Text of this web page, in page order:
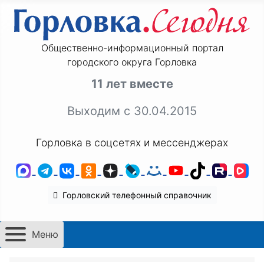
Общественно-информационный портал
городского округа Горловка
11 лет вместе
Выходим с 30.04.2015
Горловка в соцсетях и мессенджерах
MAXTelegram
ВКонтакте
Одноклассники
ДзенLiveJournal
Мой Мир
YouTube
TikTok
Горловский телефонный справочник
Меню